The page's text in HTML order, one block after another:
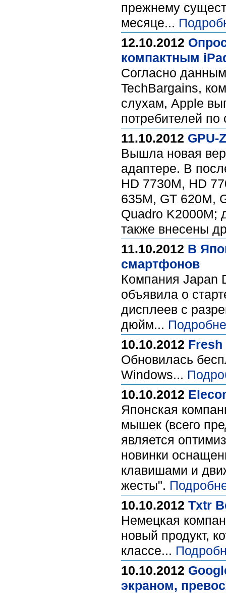
прежнему
месяце...
12.10.2012
компактным
Согласно
TechBargains,
слухам, Apple
потребителей
11.10.2012 GPU-
Вышла новая
адаптере. В
HD 7730M, HD
635M, GT 620M,
Quadro K2000M;
также внесены
11.10.2012 В
смартфонов
Компания Japan
объявила о
дисплеев с
дюйм...
10.10.2012 Fresh
Обновилась
Windows...
10.10.2012
Японская
мышек (всего
является
новинки
клавишами и
жесты".
10.10.2012 Txtr
Немецкая
новый продукт,
классе...
10.10.2012
экраном,